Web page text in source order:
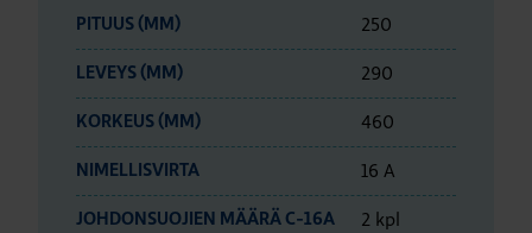
PITUUS (MM) 250
LEVEYS (MM) 290
KORKEUS (MM) 460
NIMELLISVIRTA 16 A
JOHDONSUOJIEN MÄÄRÄ C-16A 2 kpl